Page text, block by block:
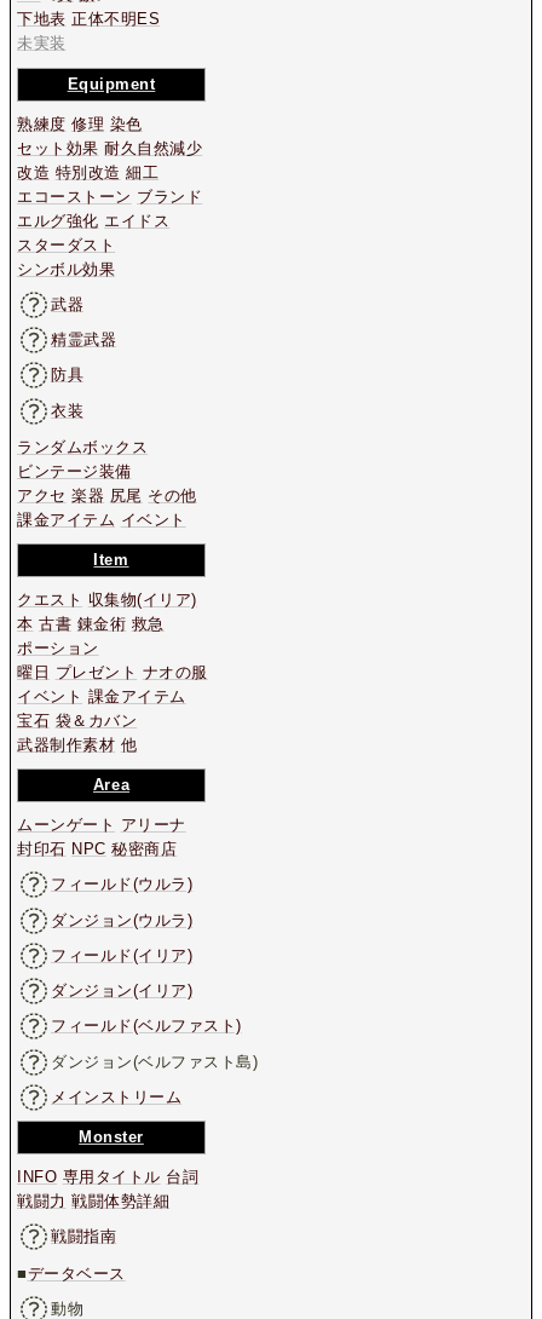
下地表 正体不明ES
未実装
Equipment
熟練度 修理 染色
セット効果 耐久自然減少
改造 特別改造 細工
エコーストーン ブランド
エルグ強化 エイドス
スターダスト
シンボル効果
武器
精霊武器
防具
衣装
ランダムボックス
ビンテージ装備
アクセ 楽器 尻尾 その他
課金アイテム イベント
Item
クエスト 収集物(イリア)
本 古書 錬金術 救急
ポーション
曜日 プレゼント ナオの服
イベント 課金アイテム
宝石 袋＆カバン
武器制作素材 他
Area
ムーンゲート アリーナ
封印石 NPC 秘密商店
フィールド(ウルラ)
ダンジョン(ウルラ)
フィールド(イリア)
ダンジョン(イリア)
フィールド(ベルファスト)
ダンジョン(ベルファスト島)
メインストリーム
Monster
INFO 専用タイトル 台詞
戦闘力 戦闘体勢詳細
戦闘指南
■データベース
動物